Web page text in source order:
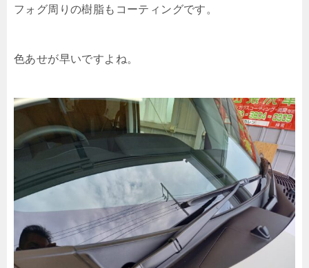
フォグ周りの樹脂もコーティングです。
色あせが早いですよね。